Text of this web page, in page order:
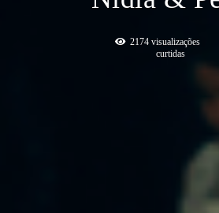
2174 visualizações
curtidas